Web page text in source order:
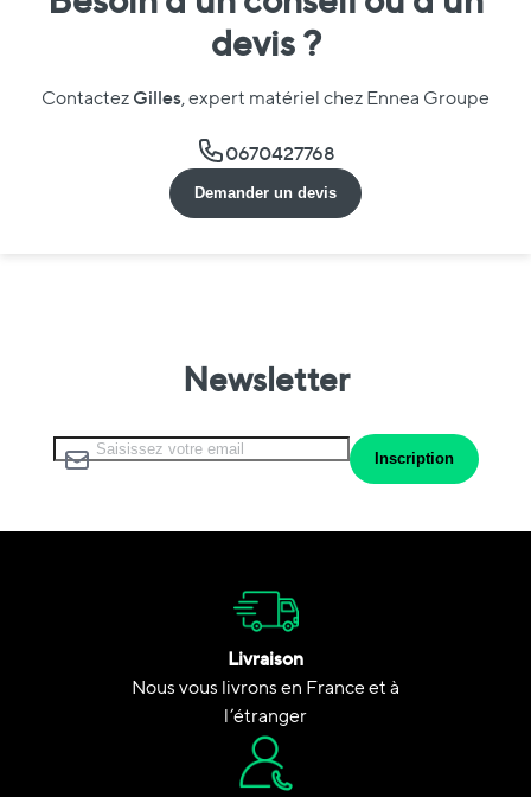
devis ?
Contactez Gilles, expert matériel chez Ennea Groupe
0670427768
Demander un devis
Newsletter
Inscription à notre lettre d’information :
Inscription
Livraison
Nous vous livrons en France et à
l’étranger